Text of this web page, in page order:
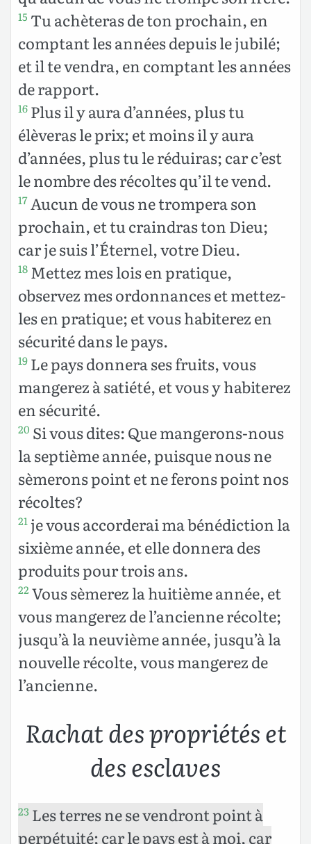
15 Tu achèteras de ton prochain, en
comptant les années depuis le jubilé;
et il te vendra, en comptant les années
de rapport.
16 Plus il y aura d’années, plus tu
élèveras le prix; et moins il y aura
d’années, plus tu le réduiras; car c’est
le nombre des récoltes qu’il te vend.
17Aucun de vous ne trompera son
prochain, et tu craindras ton Dieu;
car je suis l’Éternel, votre Dieu.
18 Mettez mes lois en pratique,
observez mes ordonnances et mettez-
les en pratique; et vous habiterez en
sécurité dans le pays.
19 Le pays donnera ses fruits, vous
mangerez à satiété, et vous y habiterez
en sécurité.
20 Si vous dites: Que mangerons-nous
la septième année, puisque nous ne
sèmerons point et ne ferons point nos
récoltes?
21 je vous accorderai ma bénédiction la
sixième année, et elle donnera des
produits pour trois ans.
22 Vous sèmerez la huitième année, et
vous mangerez de l’ancienne récolte;
jusqu’à la neuvième année, jusqu’à la
nouvelle récolte, vous mangerez de
l’ancienne.
Rachat des propriétés et
des esclaves
23 Les terres ne se vendront point à
perpétuité; car le pays est à moi, car